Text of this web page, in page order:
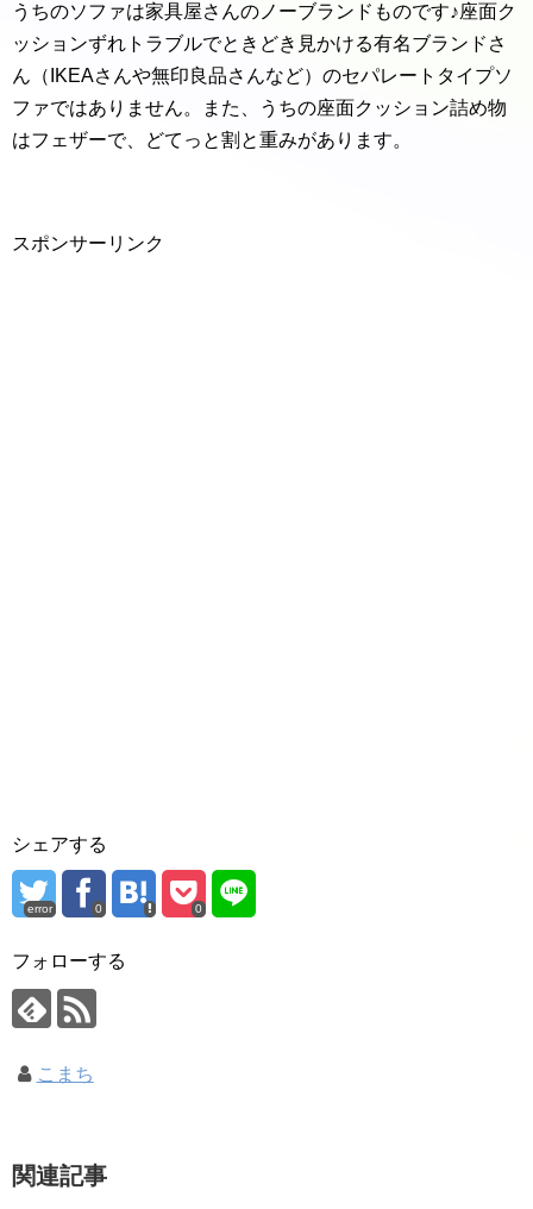
うちのソファは家具屋さんのノーブランドものです♪座面ク
ッションずれトラブルでときどき見かける有名ブランドさ
ん（IKEAさんや無印良品さんなど）のセパレートタイプソ
ファではありません。また、うちの座面クッション詰め物
はフェザーで、どてっと割と重みがあります。
スポンサーリンク
シェアする
error 0 0
フォローする
こまち
関連記事